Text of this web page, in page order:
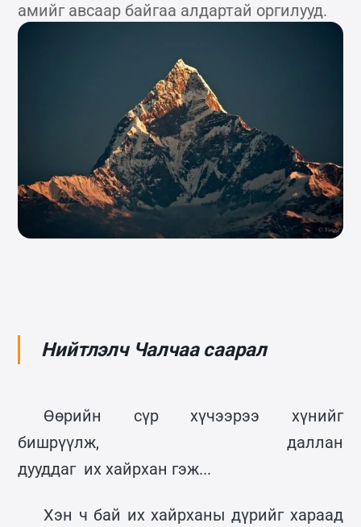
амийг авсаар байгаа алдартай оргилууд.
Нийтлэлч Чалчаа саарал
Өөрийн сүр хүчээрээ хүнийг
бишрүүлж, даллан
дууддаг их хайрхан гэж...
Хэн ч бай их хайрханы дүрийг хараад